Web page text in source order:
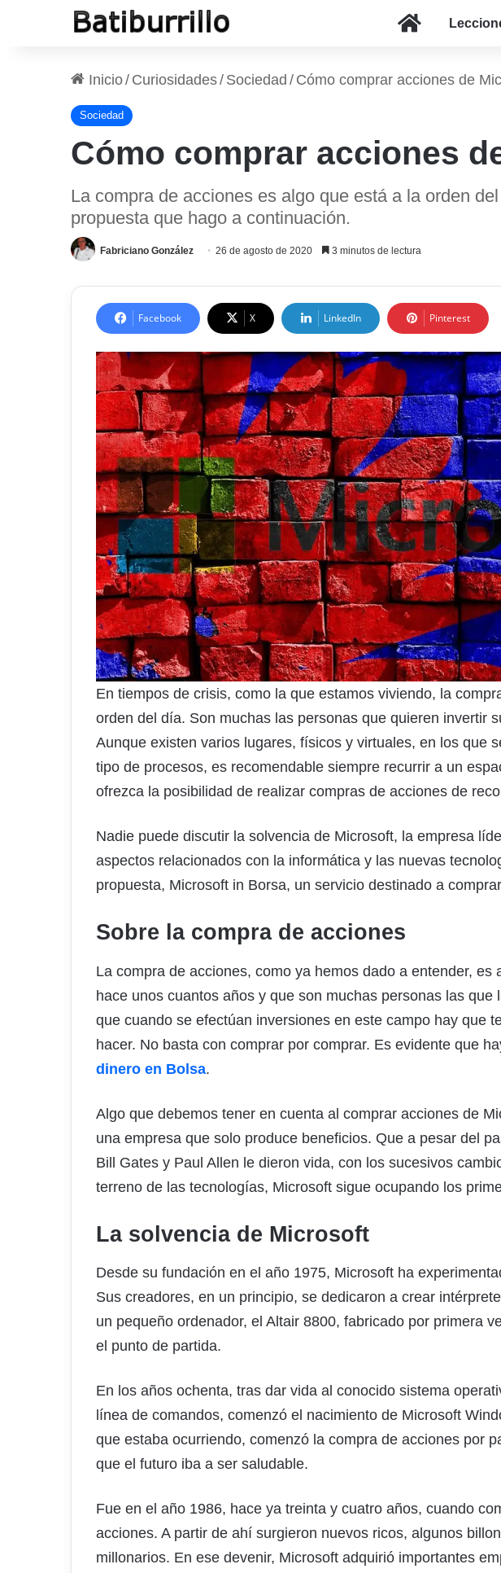
Inicio
Inicio/ Curiosidades/ Sociedad / Cómo comprar acciones de
Sociedad
Cómo comprar acciones
La compra de acciones es algo que está a la orden
propuesta que hago a continuación.
Fabriciano González 26 de agosto de 2020 3 minutos de lectura
Facebook X LinkedIn Pinterest
En tiempos de crisis, como la que estamos viviendo, la
orden del día. Son muchas las personas que quieren invertir
Aunque existen varios lugares, físicos y virtuales, en los que
tipo de procesos, es recomendable siempre recurrir a un
ofrezca la posibilidad de realizar compras de acciones de
Nadie puede discutir la solvencia de Microsoft, la empresa
aspectos relacionados con la informática y las nuevas
propuesta, Microsoft in Borsa, un servicio destinado a
Sobre la compra de acciones
La compra de acciones, como ya hemos dado a entender, es
hace unos cuantos años y que son muchas personas las que
que cuando se efectúan inversiones en este campo hay que
hacer. No basta con comprar por comprar. Es evidente que
dinero en Bolsa.
Algo que debemos tener en cuenta al comprar acciones de
una empresa que solo produce beneficios. Que a pesar del
Bill Gates y Paul Allen le dieron vida, con los sucesivos
terreno de las tecnologías, Microsoft sigue ocupando los
La solvencia de Microsoft
Desde su fundación en el año 1975, Microsoft ha
Sus creadores, en un principio, se dedicaron a crear
un pequeño ordenador, el Altair 8800, fabricado por primera
el punto de partida.
En los años ochenta, tras dar vida al conocido sistema
línea de comandos, comenzó el nacimiento de Microsoft
que estaba ocurriendo, comenzó la compra de acciones por
que el futuro iba a ser saludable.
Fue en el año 1986, hace ya treinta y cuatro años, cuando
acciones. A partir de ahí surgieron nuevos ricos, algunos
millonarios. En ese devenir, Microsoft adquirió importantes